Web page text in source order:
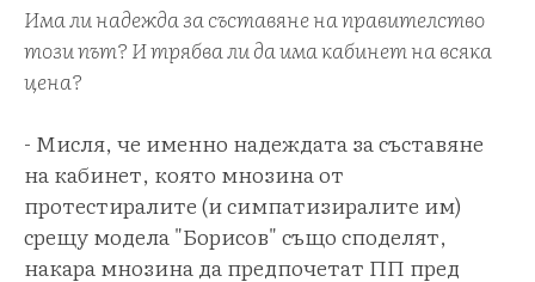
Има ли надежда за съставяне на правителство
този път? И трябва ли да има кабинет на всяка
цена?
- Мисля, че именно надеждата за съставяне
на кабинет, която мнозина от
протестиралите (и симпатизиралите им)
срещу модела "Борисов" също споделят,
накара мнозина да предпочетат ПП пред